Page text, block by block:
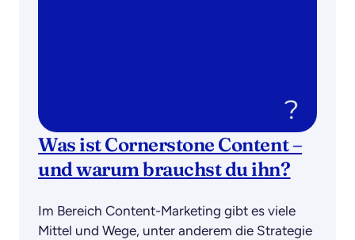
Was ist Cornerstone Content –
und warum brauchst du ihn?
Im Bereich Content-Marketing gibt es viele
Mittel und Wege, unter anderem die Strategie